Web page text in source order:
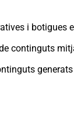
i botigues
continguts